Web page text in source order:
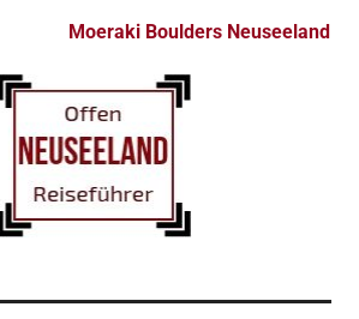
Moeraki Boulders Neuseeland